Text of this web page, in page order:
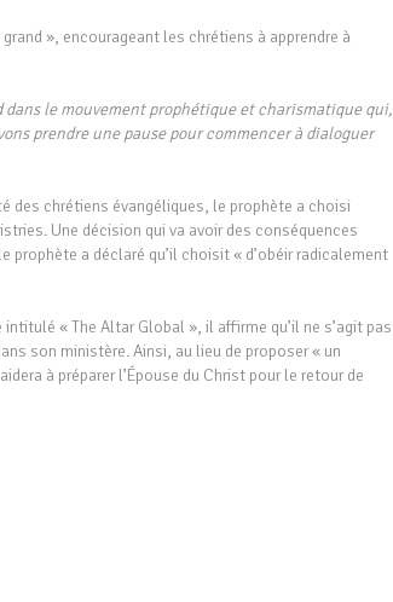
», encourageant les chrétiens à apprendre à
dans le mouvement prophétique et charismatique qui,
prendre une pause pour commencer à dialoguer
des chrétiens évangéliques, le prophète a choisi
Une décision qui va avoir des conséquences
a déclaré qu’il choisit « d’obéir radicalement
« The Altar Global », il affirme qu’il ne s’agit pas
son ministère. Ainsi, au lieu de proposer « un
à préparer l’Épouse du Christ pour le retour de